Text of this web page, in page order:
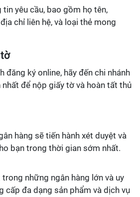
yêu cầu, bao gồm họ tên,
chỉ liên hệ, và loại thẻ mong
đăng ký online, hãy đến chi nhánh
để nộp giấy tờ và hoàn tất thủ
hàng sẽ tiến hành xét duyệt và
bạn trong thời gian sớm nhất.
những ngân hàng lớn và uy
cấp đa dạng sản phẩm và dịch vụ